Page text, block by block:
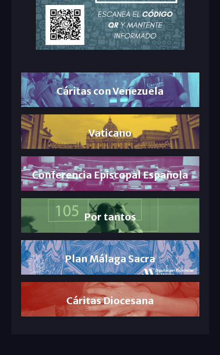
Cáritas con Venezuela
Vaticano
Conferencia Episcopal Española
Por tantos
Plan Málaga Sacra
Cáritas Diocesana